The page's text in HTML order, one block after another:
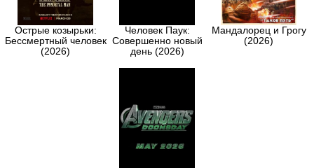
Острые козырьки:
Бессмертный человек
(2026)
Человек Паук:
Совершенно новый
день (2026)
Мандалорец и Грогу
(2026)